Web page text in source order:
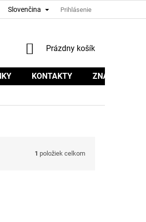
Slovenčina Prihlásenie
NÁKUPNÝ
Prázdny košík
KONTAKTY ZNAČKY
1 položiek celkom